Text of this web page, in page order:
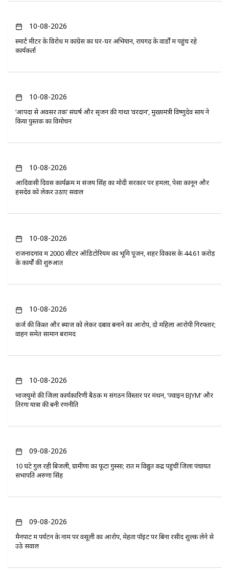
10-08-2026
स्मार्ट मीटर के विरोध में कांग्रेस का घर-घर अभियान, रायगढ़ के वार्डों में पहुंच रहे
कार्यकर्ता
10-08-2026
‘आपदा से अवसर तक’ संघर्ष और सृजन की गाथा ‘वरदान’, मुख्यमंत्री विष्णुदेव साय ने
किया पुस्तक का विमोचन
10-08-2026
आदिवासी दिवस कार्यक्रम में संजय सिंह का मोदी सरकार पर हमला, पेसा कानून और
हसदेव को लेकर उठाए सवाल
10-08-2026
राजनांदगांव में 2000 सीटर ऑडिटोरियम का भूमि पूजन, शहर विकास के 44.61 करोड़
के कार्यों की शुरुआत
10-08-2026
कर्ज की किश्त और ब्याज को लेकर दबाव बनाने का आरोप, दो महिला आरोपी गिरफ्तार;
वाहन समेत सामान बरामद
10-08-2026
भाजयुमो की जिला कार्यकारिणी बैठक में संगठन विस्तार पर मंथन, ‘ज्वाइन BJYM’ और
तिरंगा यात्रा की बनी रणनीति
09-08-2026
10 घंटे गुल रही बिजली, ग्रामीणों का फूटा गुस्सा; रात में विद्युत केंद्र पहुंचीं जिला पंचायत
सभापति अरुणा सिंह
09-08-2026
मैनपाट में पर्यटन के नाम पर वसूली का आरोप, मेहता पॉइंट पर बिना रसीद शुल्क लेने से
उठे सवाल